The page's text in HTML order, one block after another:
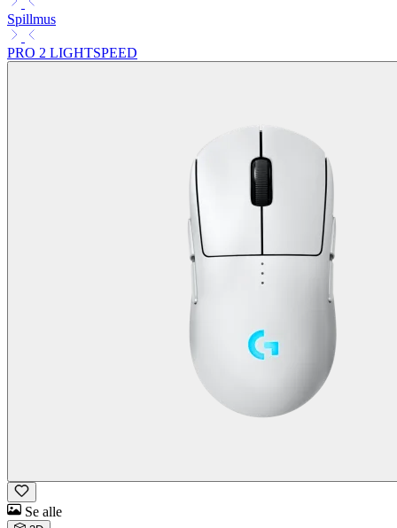
Spillmus
PRO 2 LIGHTSPEED
Se alle